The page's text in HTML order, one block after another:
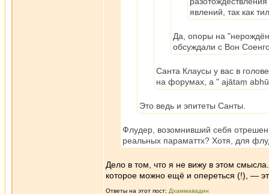
явлений, так как
Да, опоры на
обсуждали с Вон
Санта Клаусы у вас в
на форумах, а " ajātaṃ
Это ведь и эпитеты Санты.
Флудер, возомнивший себя
реальных параматтх? Хотя, для
Дело в том, что я не вижу в этом
которое можно ещё и опереться (!), —
Ответы на этот пост: Дхаммавадин